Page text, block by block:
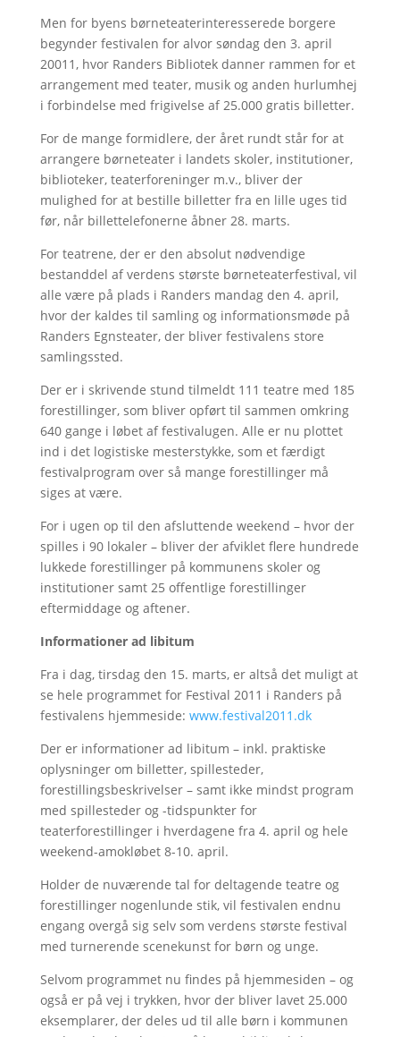
Men for byens børneteaterinteresserede borgere
begynder festivalen for alvor søndag den 3. april
20011, hvor Randers Bibliotek danner rammen for et
arrangement med teater, musik og anden hurlumhej
i forbindelse med frigivelse af 25.000 gratis billetter.
For de mange formidlere, der året rundt står for at
arrangere børneteater i landets skoler, institutioner,
biblioteker, teaterforeninger m.v., bliver der
mulighed for at bestille billetter fra en lille uges tid
før, når billettelefonerne åbner 28. marts.
For teatrene, der er den absolut nødvendige
bestanddel af verdens største børneteaterfestival, vil
alle være på plads i Randers mandag den 4. april,
hvor der kaldes til samling og informationsmøde på
Randers Egnsteater, der bliver festivalens store
samlingssted.
Der er i skrivende stund tilmeldt 111 teatre med 185
forestillinger, som bliver opført til sammen omkring
640 gange i løbet af festivalugen. Alle er nu plottet
ind i det logistiske mesterstykke, som et færdigt
festivalprogram over så mange forestillinger må
siges at være.
For i ugen op til den afsluttende weekend – hvor der
spilles i 90 lokaler – bliver der afviklet flere hundrede
lukkede forestillinger på kommunens skoler og
institutioner samt 25 offentlige forestillinger
eftermiddage og aftener.
Informationer ad libitum
Fra i dag, tirsdag den 15. marts, er altså det muligt at
se hele programmet for Festival 2011 i Randers på
festivalens hjemmeside: www.festival2011.dk
Der er informationer ad libitum – inkl. praktiske
oplysninger om billetter, spillesteder,
forestillingsbeskrivelser – samt ikke mindst program
med spillesteder og -tidspunkter for
teaterforestillinger i hverdagene fra 4. april og hele
weekend-amokløbet 8-10. april.
Holder de nuværende tal for deltagende teatre og
forestillinger nogenlunde stik, vil festivalen endnu
engang overgå sig selv som verdens største festival
med turnerende scenekunst for børn og unge.
Selvom programmet nu findes på hjemmesiden – og
også er på vej i trykken, hvor der bliver lavet 25.000
eksemplarer, der deles ud til alle børn i kommunen